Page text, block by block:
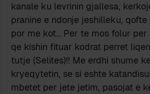
kanale ku levrinin gjallesa,
pranine e ndonje jeshilleku, qofte
por me kot… Per te mos folur per
qe kishin fituar kodrat perret
tutje (Selites)!! Me erdhi shume
kryeqytetin, se si eshte
mbetet per jete jetim, pasojat e